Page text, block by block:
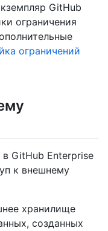
GitHub
ограничения
ограничений
GitHub Enterprise
к внешнему
хранилище
созданных